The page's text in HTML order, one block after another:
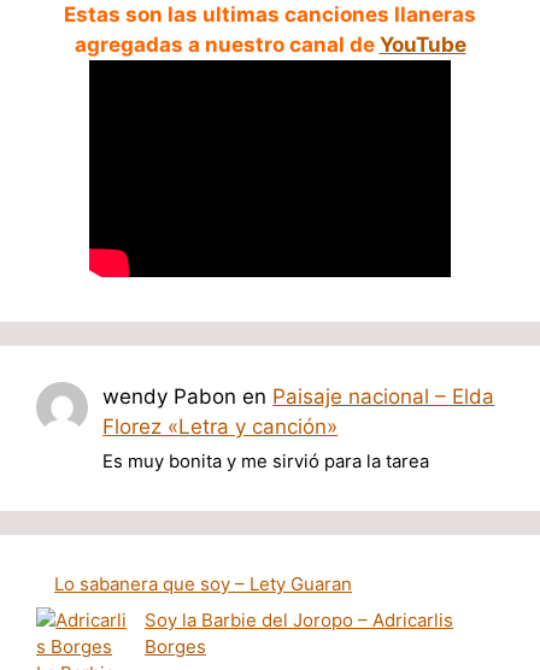
Estas son las ultimas canciones llaneras
agregadas a nuestro canal de YouTube
wendy Pabon en Paisaje nacional – Elda
Florez «Letra y canción»
Es muy bonita y me sirvió para la tarea
Lo sabanera que soy – Lety Guaran
Soy la Barbie del Joropo – Adricarlis
Borges